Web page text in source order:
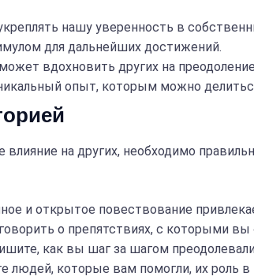
нашу уверенность в
для дальнейших достижений.
вдохновить других на
опыт, которым можно
на других, необходимо
и открытое повествование
о препятствиях, с которыми
как вы шаг за шагом
людей, которые вам помогли, их роль